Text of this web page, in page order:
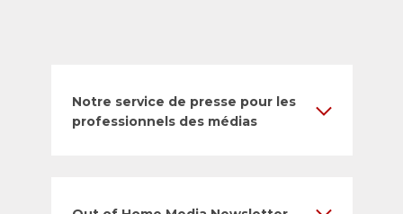
Notre service de presse pour les
professionnels des médias